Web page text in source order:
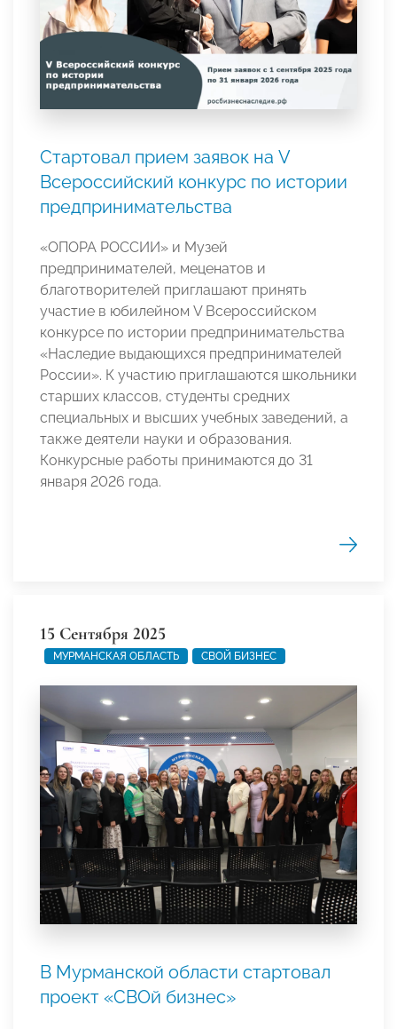
Стартовал прием заявок на V
Всероссийский конкурс по истории
предпринимательства
«ОПОРА РОССИИ» и Музей
предпринимателей, меценатов и
благотворителей приглашают принять
участие в юбилейном V Всероссийском
конкурсе по истории предпринимательства
«Наследие выдающихся предпринимателей
России». К участию приглашаются школьники
старших классов, студенты средних
специальных и высших учебных заведений, а
также деятели науки и образования.
Конкурсные работы принимаются до 31
января 2026 года.
15 Сентября 2025
МУРМАНСКАЯ ОБЛАСТЬ СВОЙ БИЗНЕС
В Мурманской области стартовал
проект «СВОй бизнес»